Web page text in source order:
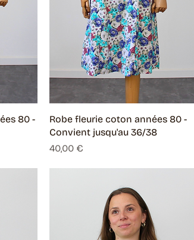
80 -
Robe fleurie coton années 80 -
Convient jusqu'au 36/38
Prix
40,00 €